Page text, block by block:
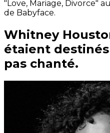
"Love, Mariage, Divorce"
de Babyface.
Whitney
étaient destinés
pas chanté.